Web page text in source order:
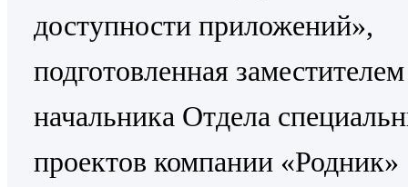
доступности приложений»,
подготовленная заместителем
начальника Отдела
проектов компании «Родник»